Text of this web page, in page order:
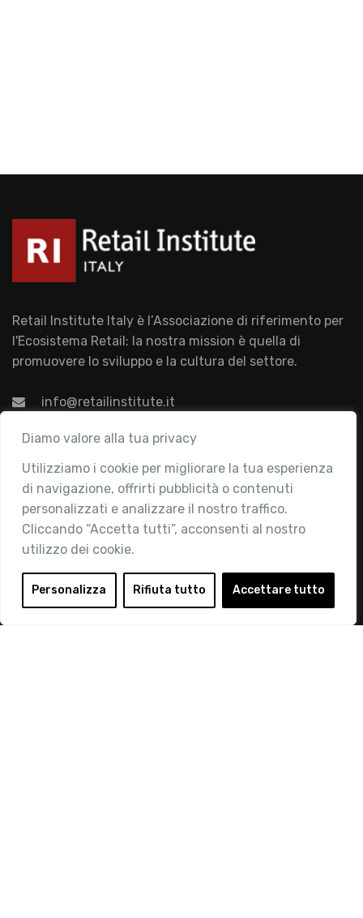
Diamo valore alla tua privacy
Utilizziamo i cookie per migliorare la tua esperienza
di navigazione, offrirti pubblicità o contenuti
personalizzati e analizzare il nostro traffico.
Cliccando “Accetta tutti”, acconsenti al nostro
utilizzo dei cookie.
Personalizza Rifiuta tutto Accettare tutto
Retail Institute Italy è l’Associazione di riferimento per
l'Ecosistema Retail: la nostra mission è quella di
promuovere lo sviluppo e la cultura del settore.
info@retailinstitute.it
Associazione
Chi siamo
Attività
Contatti
Area Riservata
Login
Diventa Socio